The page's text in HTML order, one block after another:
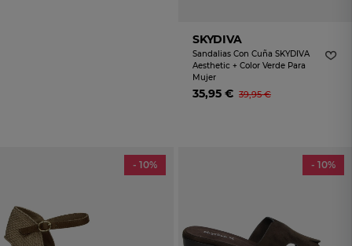
SKYDIVA
Sandalias Con Cuña SKYDIVA
Aesthetic + Color Verde Para
Mujer
35,95 € 39,95 €
- 10% - 10%